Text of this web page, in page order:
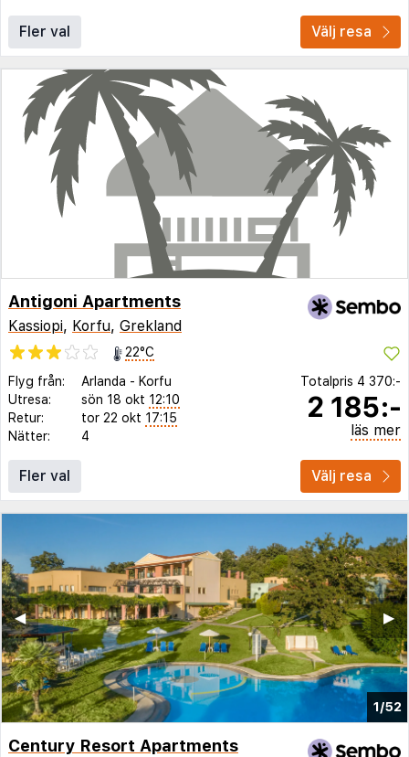
Fler val Välj resa
Antigoni Apartments
Kassiopi, Korfu, Grekland
22°C
Flyg från:
Arlanda - Korfu
Utresa:
sön 18 okt 12:10
Retur:
tor 22 okt 17:15
Nätter:
4
Totalpris 4 370:-
2 185:-
läs mer
Fler val Välj resa
1/52
▶︎
◀︎
Century Resort Apartments